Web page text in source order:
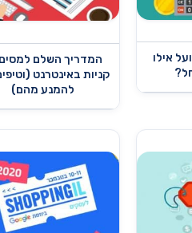
אילו
המדריך השלם
קניות באינטרנט
להמנע מהם)